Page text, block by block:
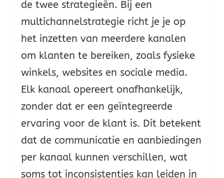
de twee strategieën. Bij een
multichannelstrategie richt je je op
het inzetten van meerdere kanalen
om klanten te bereiken, zoals fysieke
winkels, websites en sociale media.
Elk kanaal opereert onafhankelijk,
zonder dat er een geïntegreerde
ervaring voor de klant is. Dit betekent
dat de communicatie en aanbiedingen
per kanaal kunnen verschillen, wat
soms tot inconsistenties kan leiden in